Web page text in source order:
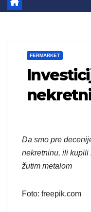
FERMARKET
Da smo pre
nekretninu, ili kupili
žutim metalom
Foto: freepik.com